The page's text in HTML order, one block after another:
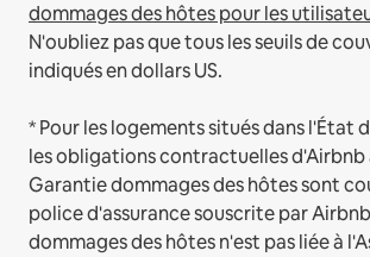
dommages des hôtes pour les
N'oubliez pas que tous les seuils de
indiqués en dollars US.
* Pour les logements situés dans l'État
les obligations contractuelles d'Airbnb
Garantie dommages des hôtes sont
police d'assurance souscrite par
dommages des hôtes n'est pas liée à